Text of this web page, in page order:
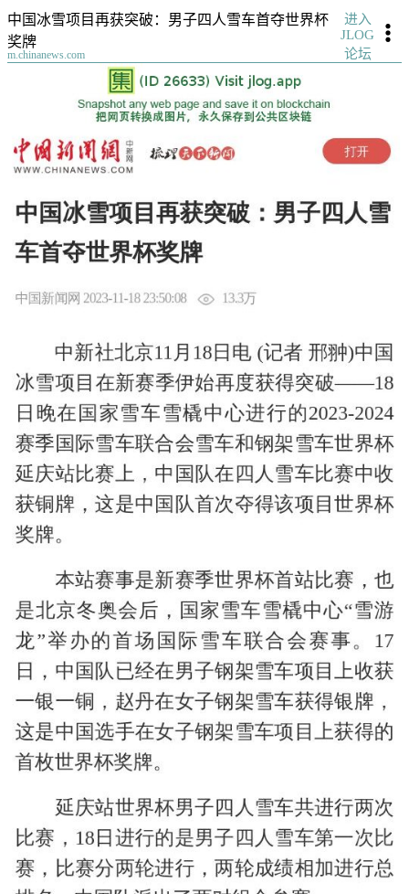
中国冰雪项目再获突破：男子四人雪车首夺世界杯
奖牌
m.chinanews.com
进入
JLOG
论坛